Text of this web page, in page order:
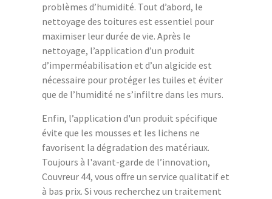
problèmes d’humidité. Tout d’abord, le
nettoyage des toitures est essentiel pour
maximiser leur durée de vie. Après le
nettoyage, l’application d’un produit
d’imperméabilisation et d’un algicide est
nécessaire pour protéger les tuiles et éviter
que de l’humidité ne s’infiltre dans les murs.
Enfin, l’application d'un produit spécifique
évite que les mousses et les lichens ne
favorisent la dégradation des matériaux.
Toujours à l'avant-garde de l’innovation,
Couvreur 44, vous offre un service qualitatif et
à bas prix. Si vous recherchez un traitement